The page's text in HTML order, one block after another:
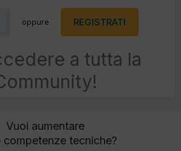
oppure REGISTRATI
a tutta la
Vuoi aumentare
competenze tecniche?